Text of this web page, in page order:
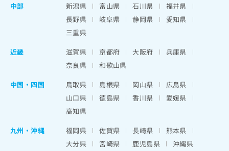
中部
新潟県 富山県 石川県
福井県
長野県
岐阜県 静岡県
愛知県
三重県
近畿
滋賀県 京都府 大阪府
兵庫県
奈良県
和歌山県
中国・四国
鳥取県 島根県 岡山県
広島県
山口県
徳島県 香川県
愛媛県
高知県
九州・沖縄
福岡県 佐賀県 長崎県
熊本県
大分県
宮崎県 鹿児島県 沖縄県